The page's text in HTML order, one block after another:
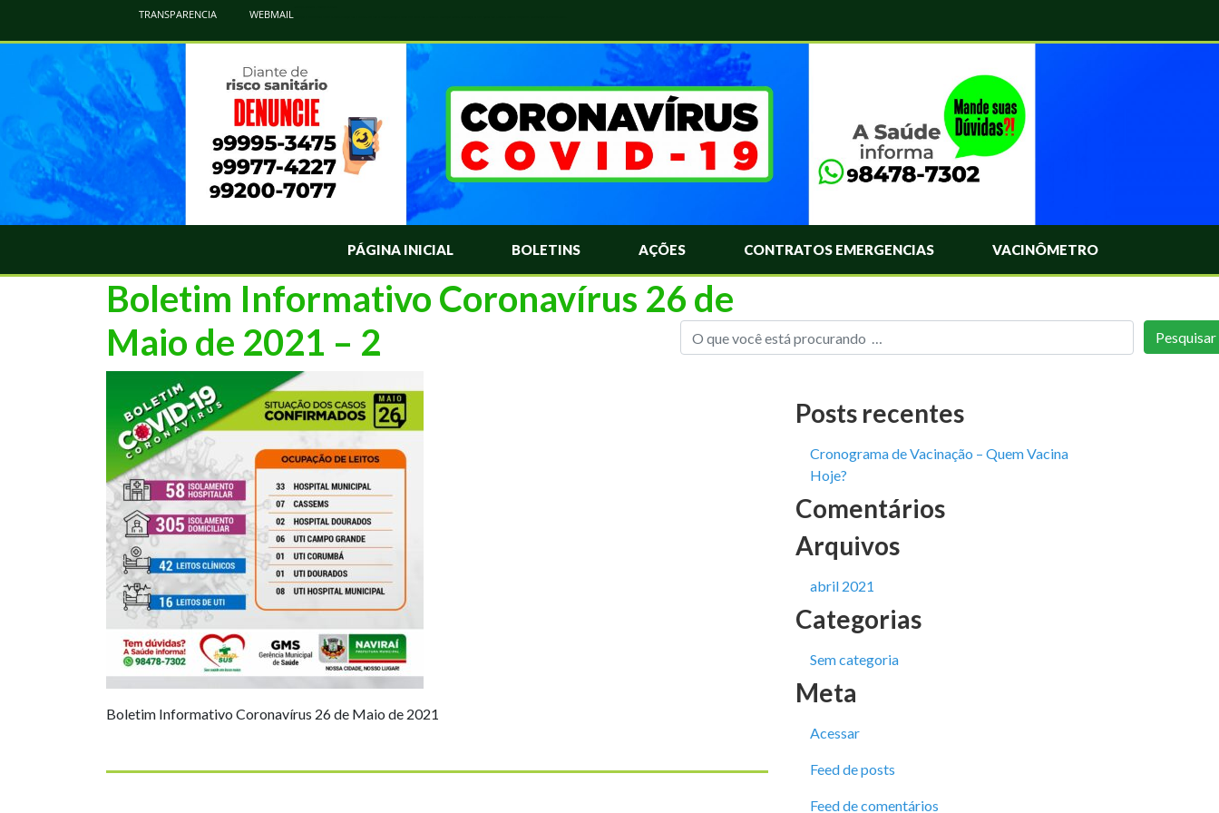
TRANSPARENCIA WEBMAIL
PÁGINA INICIAL BOLETINS AÇÕES CONTRATOS EMERGENCIAS VACINÔMETRO
Boletim Informativo Coronavírus 26 de
Maio de 2021 – 2
Boletim Informativo Coronavírus 26 de Maio de 2021
Posts recentes
Cronograma de Vacinação – Quem Vacina
Hoje?
Comentários
Arquivos
abril 2021
Categorias
Sem categoria
Meta
Acessar
Feed de posts
Feed de comentários